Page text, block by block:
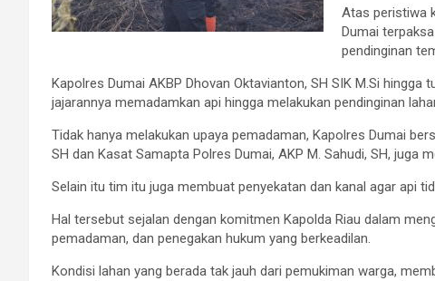
Atas peristiwa
Dumai
pendinginan
Kapolres Dumai AKBP Dhovan Oktavianton, SH SIK M.Si
jajarannya memadamkan api hingga melakukan pendinginan
Tidak hanya melakukan upaya pemadaman, Kapolres Dumai
SH dan Kasat Samapta Polres Dumai, AKP M. Sahudi, SH, juga
Selain itu tim itu juga membuat penyekatan dan kanal agar api
Hal tersebut sejalan dengan komitmen Kapolda Riau dalam
pemadaman, dan penegakan hukum yang berkeadilan.
Kondisi lahan yang berada tak jauh dari pemukiman warga,